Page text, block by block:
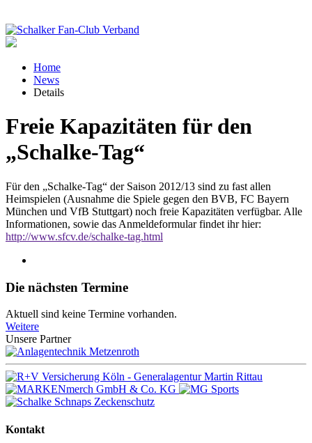
Home
News
Details
Freie Kapazitäten für den
„Schalke-Tag“
Für den „Schalke-Tag“ der Saison 2012/13 sind zu fast allen
Heimspielen (Ausnahme die Spiele gegen den BVB, FC Bayern
München und VfB Stuttgart) noch freie Kapazitäten verfügbar. Alle
Informationen, sowie das Anmeldeformular findet ihr hier:
http://www.sfcv.de/schalke-tag.html
Die nächsten Termine
Aktuell sind keine Termine vorhanden.
Weitere
Unsere Partner
Kontakt